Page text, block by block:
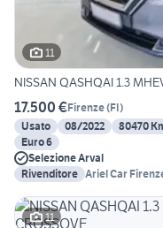
11
NISSAN QASHQAI 1.3
17.500 €Firenze(FI)
Usato
08/2022 80470
Euro 6
Selezione Arval
Rivenditore Ariel Car
11